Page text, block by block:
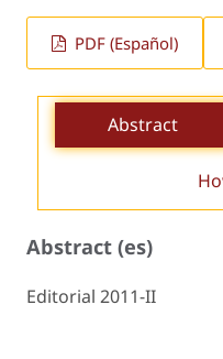
PDF (Español)
Abstract
Abstract (es)
Editorial 2011-II